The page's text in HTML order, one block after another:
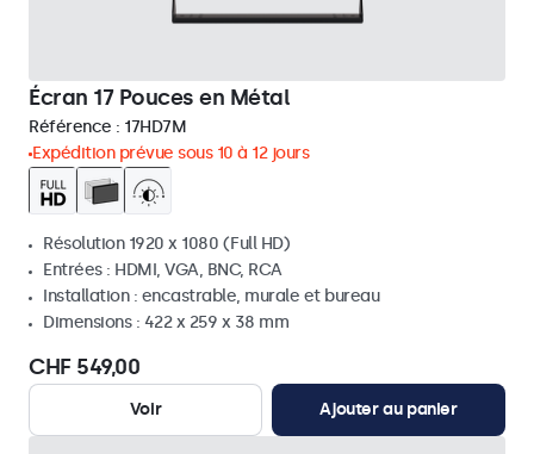
Écran 17 Pouces en Métal
Référence : 17HD7M
Expédition prévue sous 10 à 12 jours
Résolution 1920 x 1080 (Full HD)
Entrées : HDMI, VGA, BNC, RCA
Installation : encastrable, murale et bureau
Dimensions : 422 x 259 x 38 mm
CHF 549,00
Voir Ajouter au panier